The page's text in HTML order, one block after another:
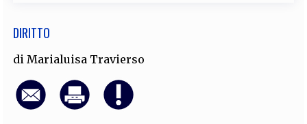
DIRITTO
diMarialuisa Travierso